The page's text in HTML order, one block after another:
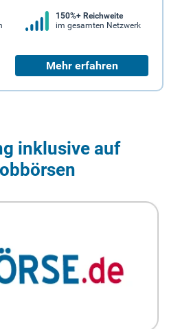
150%+ Reichweite
im gesamten Netzwerk
Mehr erfahren
inklusive auf